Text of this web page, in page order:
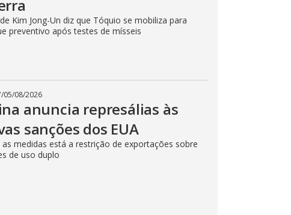
Kim Jong-Un diz que Tóquio se mobiliza para
preventivo após testes de mísseis
/05/08/2026
anuncia represálias às
sanções dos EUA
as medidas está a restrição de exportações sobre
de uso duplo